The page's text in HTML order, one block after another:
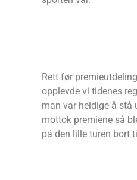
Rett før
opplevde vi tidenes
man var heldige å stå
mottok premiene så
på den lille turen bort